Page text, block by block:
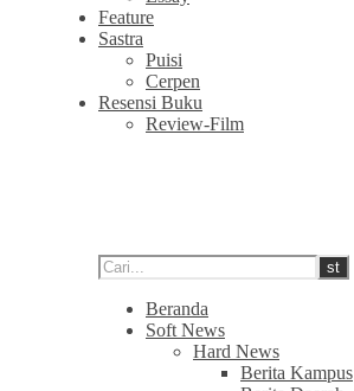
Feature
Sastra
Puisi
Cerpen
Resensi Buku
Review-Film
Beranda
Soft News
Hard News
Berita Kampus